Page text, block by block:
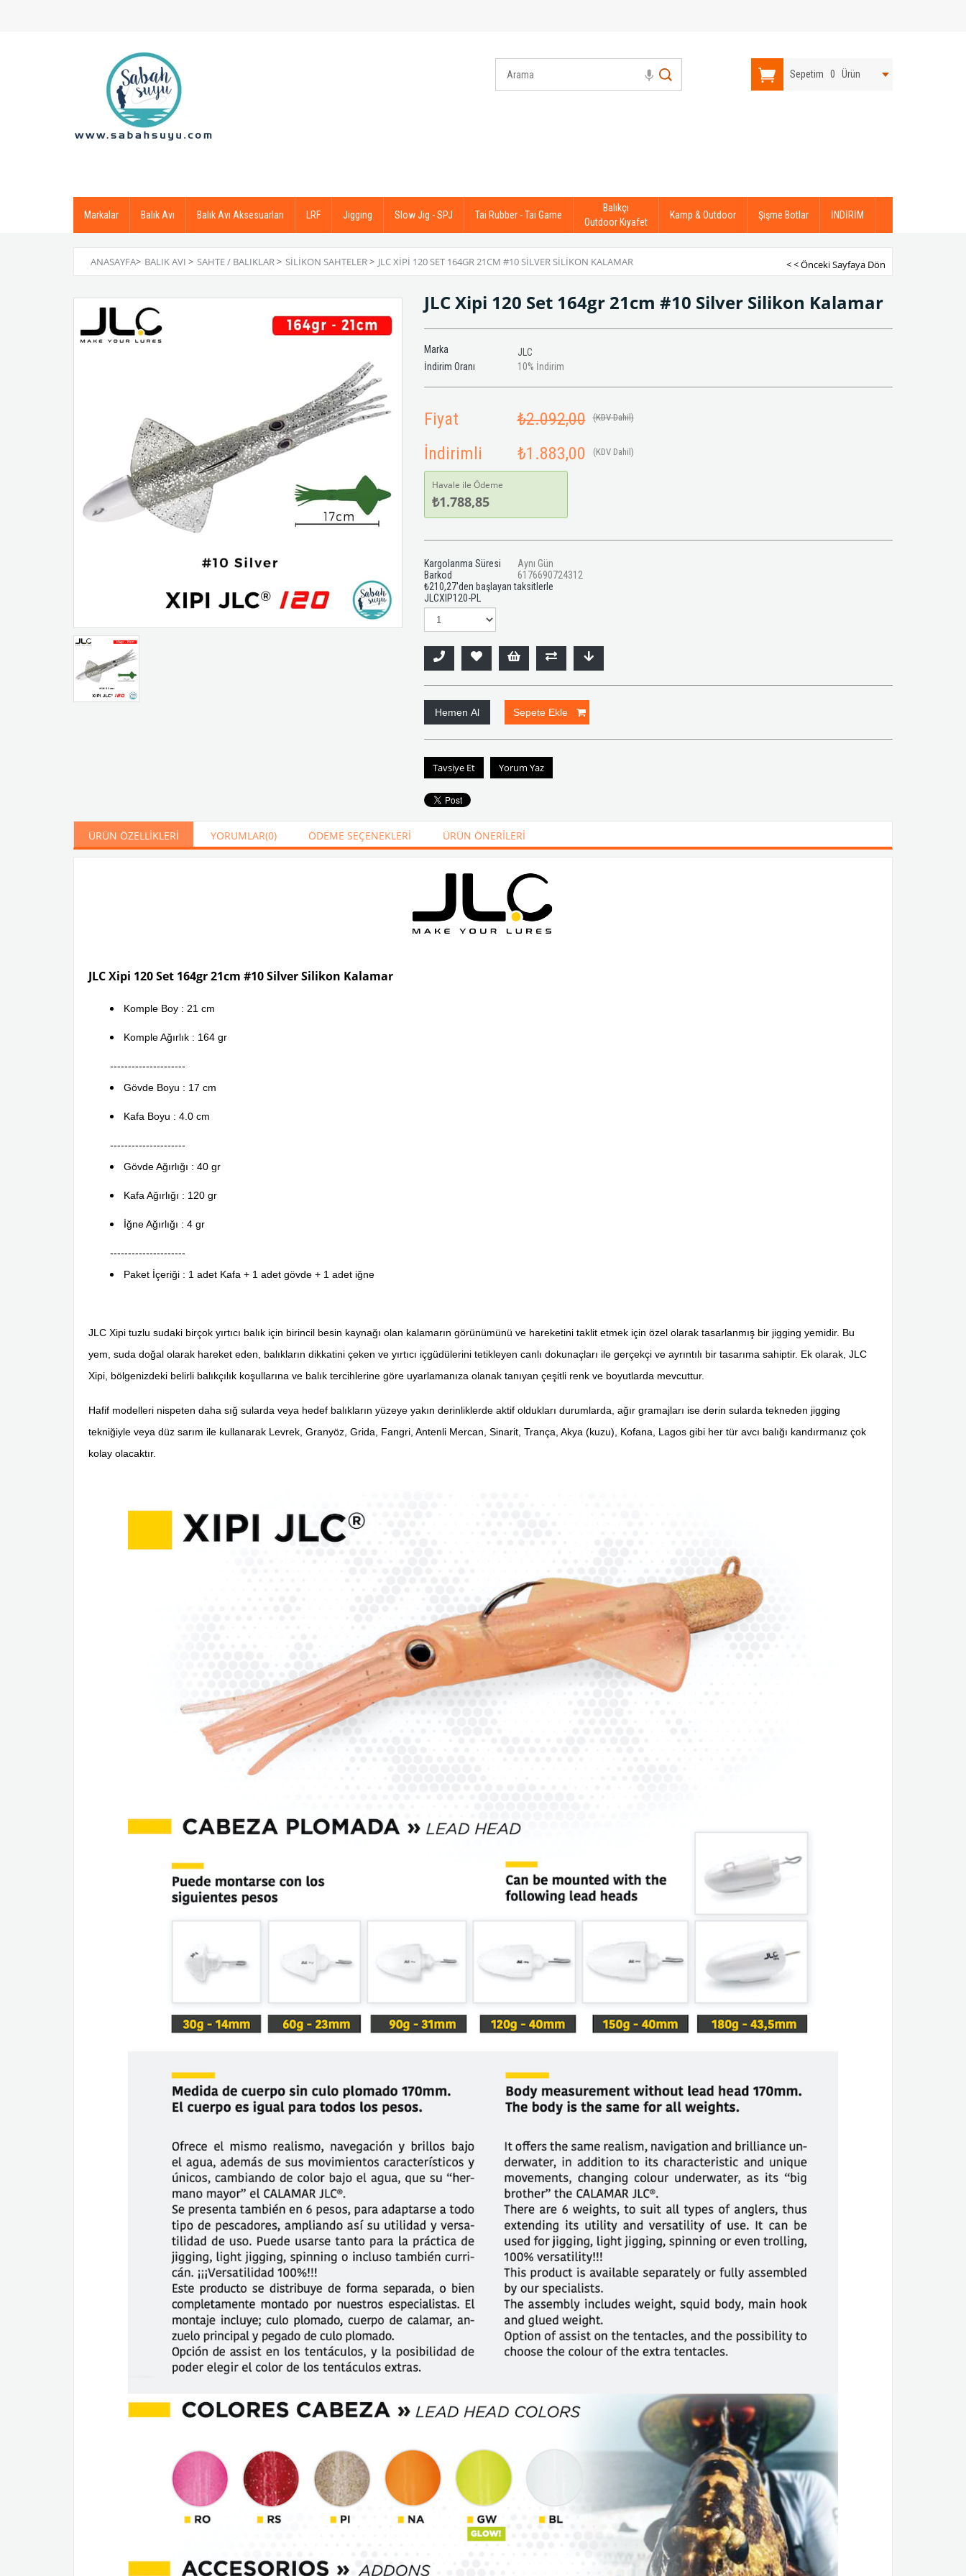
Sepetim 0 Ürün
Markalar Balık Avı Balık Avı Aksesuarları LRF Jigging Slow Jig - SPJ Tai Rubber - Tai Game
Balıkçı
Outdoor Kıyafet
Kamp & Outdoor Şişme Botlar İNDİRİM
ANASAYFA> BALIK AVI > SAHTE / BALIKLAR> SILIKON SAHTELER> JLC XIPI 120 SET 164GR 21CM #10 SILVER SILIKON KALAMAR < < Önceki Sayfaya Dön
JLC Xipi 120 Set 164gr 21cm #10 Silver Silikon Kalamar
Marka
JLC
İndirim Oranı
%
10 İndirim
Fiyat ₺2.092,00 (KDV Dahil)
İndirimli ₺1.883,00 (KDV Dahil)
Havale ile Ödeme
₺1.788,85
Kargolanma Süresi
Aynı Gün
Barkod
6176690724312
₺210,27'den başlayan taksitlerle
JLCXIP120-PL
Tavsiye Et Yorum Yaz
ÜRÜN ÖZELLIKLERI YORUMLAR(0) ÖDEME SEÇENEKLERI ÜRÜN ÖNERILERI
JLC Xipi 120 Set 164gr 21cm #10 Silver Silikon Kalamar
Komple Boy : 21 cm
Komple Ağırlık : 164 gr
---------------------
Gövde Boyu : 17 cm
Kafa Boyu : 4.0 cm
---------------------
Gövde Ağırlığı : 40 gr
Kafa Ağırlığı : 120 gr
İğne Ağırlığı : 4 gr
---------------------
Paket İçeriği : 1 adet Kafa + 1 adet gövde + 1 adet iğne
JLC Xipi tuzlu sudaki birçok yırtıcı balık için birincil besin kaynağı olan kalamarın görünümünü ve hareketini taklit etmek için özel olarak tasarlanmış bir jigging yemidir. Bu
yem, suda doğal olarak hareket eden, balıkların dikkatini çeken ve yırtıcı içgüdülerini tetikleyen canlı dokunaçları ile gerçekçi ve ayrıntılı bir tasarıma sahiptir. Ek olarak, JLC
Xipi, bölgenizdeki belirli balıkçılık koşullarına ve balık tercihlerine göre uyarlamanıza olanak tanıyan çeşitli renk ve boyutlarda mevcuttur.
Hafif modelleri nispeten daha sığ sularda veya hedef balıkların yüzeye yakın derinliklerde aktif oldukları durumlarda, ağır gramajları ise derin sularda tekneden jigging
tekniğiyle veya düz sarım ile kullanarak Levrek, Granyöz, Grida, Fangri, Antenli Mercan, Sinarit, Trança, Akya (kuzu), Kofana, Lagos gibi her tür avcı balığı kandırmanız çok
kolay olacaktır.